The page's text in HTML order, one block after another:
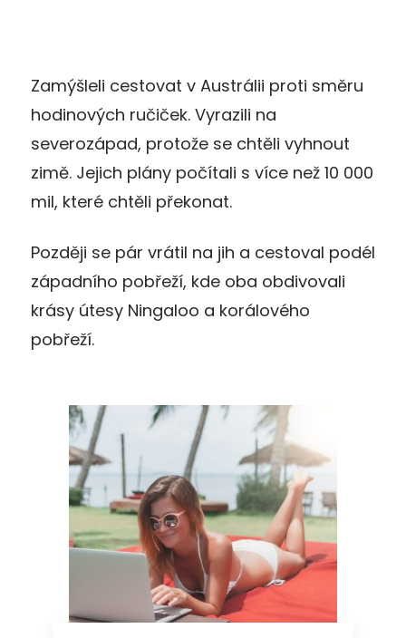
Zamýšleli cestovat v Austrálii proti směru
hodinových ručiček. Vyrazili na
severozápad, protože se chtěli vyhnout
zimě. Jejich plány počítali s více než 10 000
mil, které chtěli překonat.
Později se pár vrátil na jih a cestoval podél
západního pobřeží, kde oba obdivovali
krásy útesy Ningaloo a korálového
pobřeží.